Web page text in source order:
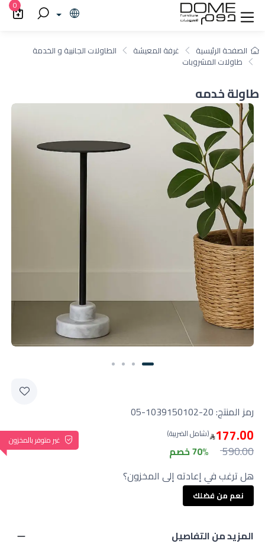
0
الصفحة الرئيسية غرفة المعيشة الطاولات الجانبية و الخدمة
طاولات المشروبات
طاولة خدمه
رمز المنتج:05-1039150102-20
غير متوفر بالمخزون 177.00 (شامل الضريبة)
590.00
70% خصم
هل ترغب في إعادته إلى المخزون؟
نعم من فضلك
المزيد من التفاصيل